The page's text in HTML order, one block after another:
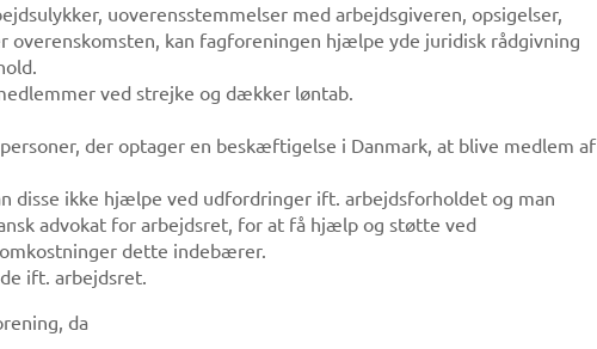
uoverensstemmelser med arbejdsgiveren, opsigelser,
kan fagforeningen hjælpe yde juridisk rådgivning
ved strejke og dækker løntab.
der optager en beskæftigelse i Danmark, at blive medlem af
disse ikke hjælpe ved udfordringer ift. arbejdsforholdet og man
advokat for arbejdsret, for at få hjælp og støtte ved
dette indebærer.
ift. arbejdsret.
da